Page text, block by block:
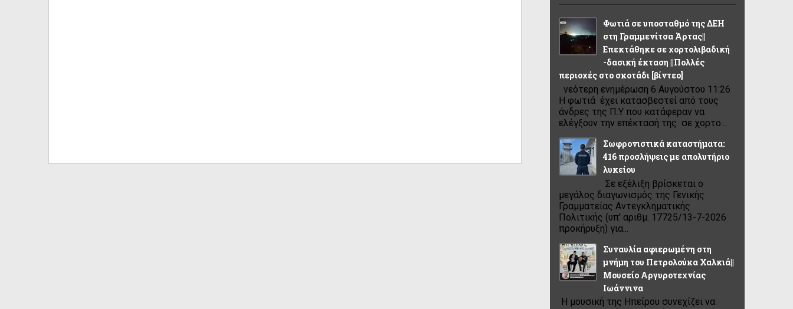
Φωτιά σε υποσταθμό της ΔΕΗ
στη Γραμμενίτσα Άρτας||
Επεκτάθηκε σε χορτολιβαδική
-δασική έκταση ||Πολλές
περιοχές στο σκοτάδι [βίντεο]
νεότερη ενημέρωση 6 Αυγούστου 11:26
Η φωτιά έχει κατασβεστεί από τους
άνδρες της Π.Υ που κατάφεραν να
ελέγξουν την επέκτασή της σε χορτο...
Σωφρονιστικά καταστήματα:
416 προσλήψεις με απολυτήριο
λυκείου
Σε εξέλιξη βρίσκεται ο
μεγάλος διαγωνισμός της Γενικής
Γραμματείας Αντεγκληματικής
Πολιτικής (υπ' αριθμ. 17725/13-7-2026
προκήρυξη) για...
Συναυλία αφιερωμένη στη
μνήμη του Πετρολούκα Χαλκιά||
Μουσείο Αργυροτεχνίας
Ιωάννινα
Η μουσική της Ηπείρου συνεχίζει να